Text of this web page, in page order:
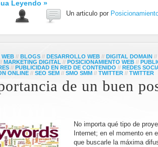
Leyendo »
Un articulo por
// BLOGS // DESARROLLO WEB // DIGITAL DOMAIN //
// MARKETING DIGITAL // POSICIONAMIENTO WEB //
// PUBLICIDAD EN RED DE CONTENIDO // REDES
ONLINE // SEO SEM // SMO SMM // TWITTER // TWITTER
de un buen
No importa qué tipo de
Internet; en el momento en
que buscarle la máxima